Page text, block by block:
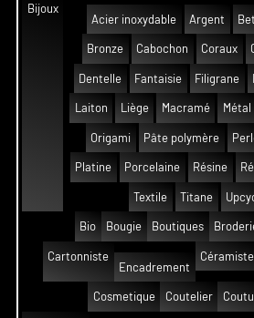
Bijoux
Acier inoxydable
Argent
Bronze Cabochon Coraux
Dentelle Fantaisie Filigrane
Laiton Liège Macramé Métal
Origami Pâte polymère
Platine Porcelaine Résine
Textile Titane
Bio Bougie Boutiques
Cartonniste
Encadrement
Céramiste
Cosmetique Coutelier